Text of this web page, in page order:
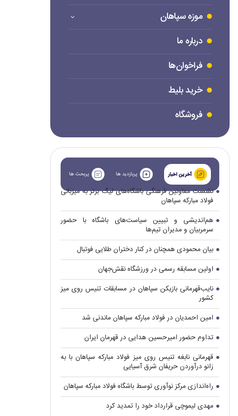
موزه سپاهان
درباره ما
فراخوان‌ها
خرید بلیط
فروشگاه
آخرین اخبار پربازدید ها پربحث ها
نشست معاونین فرهنگی باشگاه‌های لیگ برتر به میزبانی
فولاد مبارکه سپاهان
هم‌اندیشی و تبیین سیاست‌های باشگاه با حضور
سرمربیان و مدیران تیم‌ها
بیان محمودی همچنان در کنار دختران طلایی فوتبال
اولین مسابقه رسمی در ورزشگاه نقش‌جهان
نایب‌قهرمانی بازیکن سپاهان در مسابقات تنیس روی میز
کشور
امین احمدیان در فولاد مبارکه سپاهان ماندنی شد
تداوم حضور امیرحسین هدایی در قهرمان ایران
قهرمانی نابغه تنیس روی میز فولاد مبارکه سپاهان با به
زانو درآوردن حریفان شرق آسیایی
راه‌اندازی مرکز نوآوری توسط باشگاه فولاد مبارکه سپاهان
مهدی لیموچی قرارداد خود را تمدید کرد